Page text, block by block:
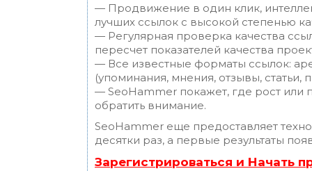
— Продвижение в один клик,
лучших ссылок с высокой степенью
— Регулярная проверка качества
пересчет показателей качества
— Все известные форматы ссылок:
(упоминания, мнения, отзывы, статьи,
— SeoHammer покажет, где рост или
обратить внимание.
SeoHammer еще предоставляет
десятки раз, а первые результаты
Зарегистрироваться и Начать